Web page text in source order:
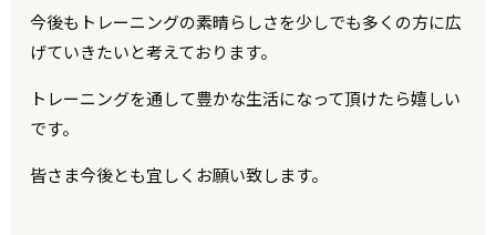
今後もトレーニングの素晴らしさを少しでも多くの方に広
げていきたいと考えております。
トレーニングを通して豊かな生活になって頂けたら嬉しい
です。
皆さま今後とも宜しくお願い致します。